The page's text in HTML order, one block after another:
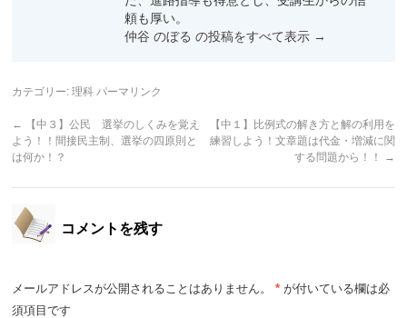
頼も厚い。
仲谷 のぼる の投稿をすべて表示 →
カテゴリー:理科 パーマリンク
←
【中３】公民 選挙のしくみを覚え
よう！！間接民主制、選挙の四原則と
は何か！？
【中１】比例式の解き方と解の利用を
練習しよう！文章題は代金・増減に関
する問題から！！
→
コメントを残す
メールアドレスが公開されることはありません。 * が付いている欄は必
須項目です